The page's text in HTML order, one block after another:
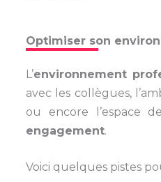
Optimiser son
L’environnement
avec les collègues,
ou encore l’espace
engagement.
Voici quelques pistes